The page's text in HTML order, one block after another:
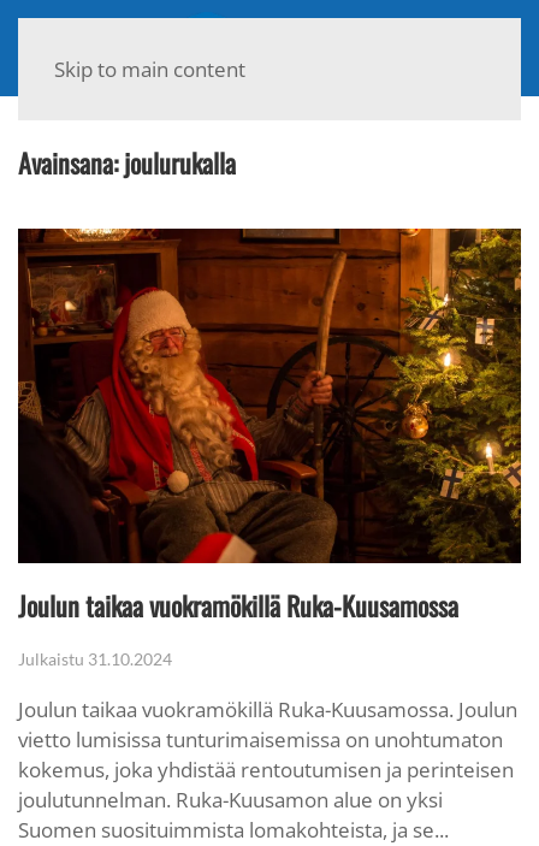
Skip to main content
Avainsana:joulurukalla
Joulun taikaa vuokramökillä Ruka-Kuusamossa
Julkaistu 31.10.2024
Joulun taikaa vuokramökillä Ruka-Kuusamossa. Joulun
vietto lumisissa tunturimaisemissa on unohtumaton
kokemus, joka yhdistää rentoutumisen ja perinteisen
joulutunnelman. Ruka-Kuusamon alue on yksi
Suomen suosituimmista lomakohteista, ja se...